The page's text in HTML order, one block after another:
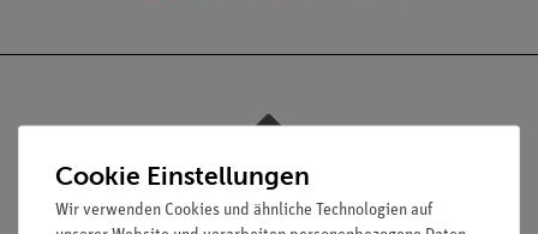
Nach oben
Cookie Einstellungen
Wir verwenden Cookies und ähnliche Technologien auf